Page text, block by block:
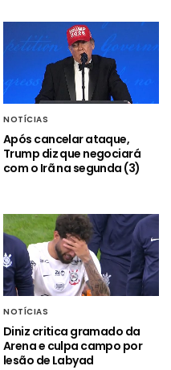
NOTÍCIAS
Após cancelar ataque,
Trump diz que negociará
com o Irã na segunda (3)
NOTÍCIAS
Diniz critica gramado da
Arena e culpa campo por
lesão de Labyad